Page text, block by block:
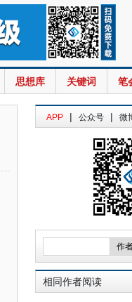
思想库 关键词 笔
APP | 公众号 | 微
相同作者阅读